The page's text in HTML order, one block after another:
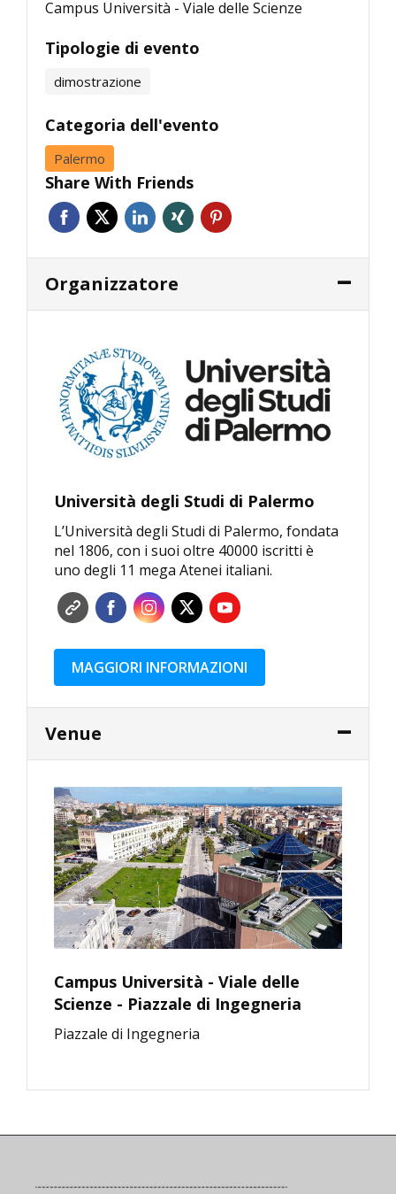
Campus Università - Viale delle Scienze
Tipologie di evento
dimostrazione
Categoria dell'evento
Palermo
Share With Friends
Organizzatore
Università degli Studi di Palermo
L’Università degli Studi di Palermo, fondata
nel 1806, con i suoi oltre 40000 iscritti è
uno degli 11 mega Atenei italiani.
MAGGIORI INFORMAZIONI
Venue
Campus Università - Viale delle
Scienze - Piazzale di Ingegneria
Piazzale di Ingegneria